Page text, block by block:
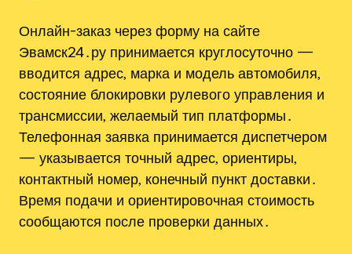
Онлайн-заказ через форму на сайте
Эвамск24․ру принимается круглосуточно —
вводится адрес‚ марка и модель автомобиля‚
состояние блокировки рулевого управления и
трансмиссии‚ желаемый тип платформы․
Телефонная заявка принимается диспетчером
— указывается точный адрес‚ ориентиры‚
контактный номер‚ конечный пункт доставки․
Время подачи и ориентировочная стоимость
сообщаются после проверки данных․